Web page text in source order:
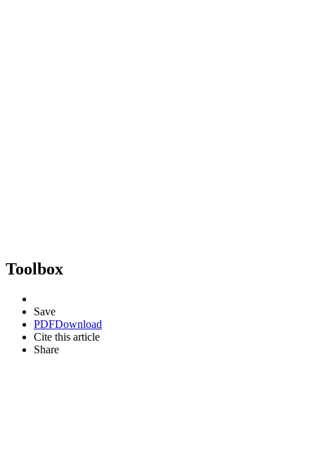
Toolbox
Save
PDFDownload
Cite this article
Share